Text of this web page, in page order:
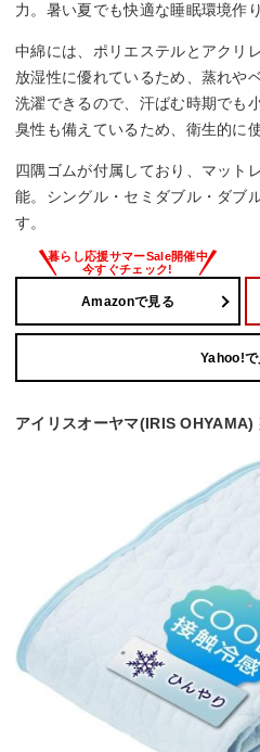
力。暑い夏でも快適な睡眠環境作
中綿には、ポリエステルとアクリ
放湿性に優れているため、蒸れや
洗濯できるので、汗ばむ時期でも
臭性も備えているため、衛生的に
四隅ゴムが付属しており、マット
能。シングル・セミダブル・ダブ
す。
Amazonで見る
Yahoo!で
アイリスオーヤマ(IRIS